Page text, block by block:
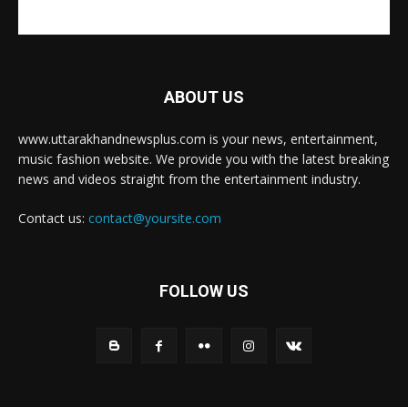
ABOUT US
www.uttarakhandnewsplus.com is your news, entertainment,
music fashion website. We provide you with the latest breaking
news and videos straight from the entertainment industry.
Contact us: contact@yoursite.com
FOLLOW US